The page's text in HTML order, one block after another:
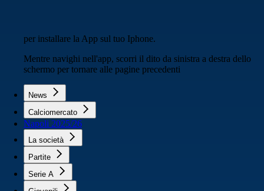
per installare la App sul tuo Iphone.
Mentre navighi nell'app, scorri il dito da sinistra a destra dello
schermo per tornare alle pagine precedenti
News
Calciomercato
Napoli 2025/26
La società
Partite
Serie A